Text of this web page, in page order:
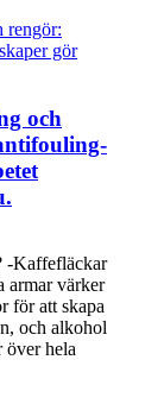
och
-Kaffefläckar
armar värker
för att skapa
och alkohol
över hela